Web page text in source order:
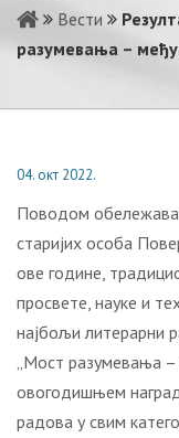
Вести
разумевања –
04. окт 2022.
Поводом
старијих особа
ове године,
просвете, науке и
најбољи литерарни
„Мост разумевања –
овогодишњем
радова у свим